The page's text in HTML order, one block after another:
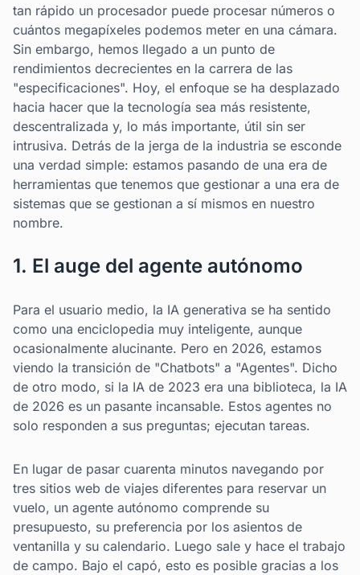
tan rápido un procesador puede procesar números o
cuántos megapíxeles podemos meter en una cámara.
Sin embargo, hemos llegado a un punto de
rendimientos decrecientes en la carrera de las
"especificaciones". Hoy, el enfoque se ha desplazado
hacia hacer que la tecnología sea más resistente,
descentralizada y, lo más importante, útil sin ser
intrusiva. Detrás de la jerga de la industria se esconde
una verdad simple: estamos pasando de una era de
herramientas que tenemos que gestionar a una era de
sistemas que se gestionan a sí mismos en nuestro
nombre.
1. El auge del agente autónomo
Para el usuario medio, la IA generativa se ha sentido
como una enciclopedia muy inteligente, aunque
ocasionalmente alucinante. Pero en 2026, estamos
viendo la transición de "Chatbots" a "Agentes". Dicho
de otro modo, si la IA de 2023 era una biblioteca, la IA
de 2026 es un pasante incansable. Estos agentes no
solo responden a sus preguntas; ejecutan tareas.
En lugar de pasar cuarenta minutos navegando por
tres sitios web de viajes diferentes para reservar un
vuelo, un agente autónomo comprende su
presupuesto, su preferencia por los asientos de
ventanilla y su calendario. Luego sale y hace el trabajo
de campo. Bajo el capó, esto es posible gracias a los